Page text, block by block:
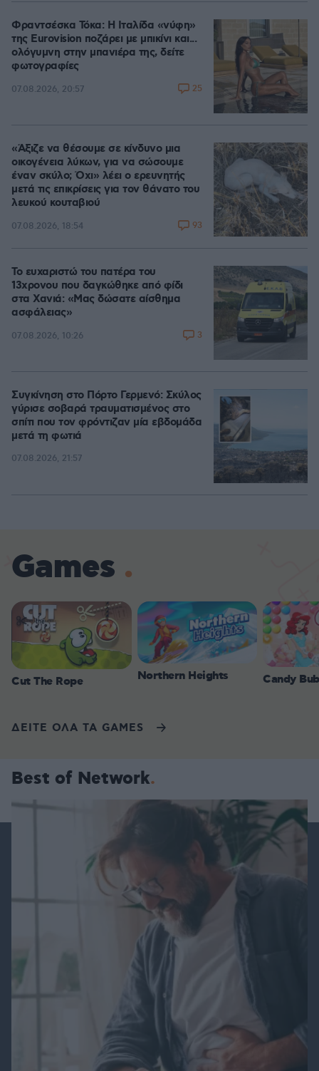
Φραντσέσκα Τόκα: Η Ιταλίδα «νύφη»
της Eurovision ποζάρει με μπικίνι και...
ολόγυμνη στην μπανιέρα της, δείτε
φωτογραφίες
07.08.2026, 20:57 25
«Άξιζε να θέσουμε σε κίνδυνο μια
οικογένεια λύκων, για να σώσουμε
έναν σκύλο; Όχι» λέει ο ερευνητής
μετά τις επικρίσεις για τον θάνατο του
λευκού κουταβιού
07.08.2026, 18:54 93
Το ευχαριστώ του πατέρα του
13χρονου που δαγκώθηκε από φίδι
στα Χανιά: «Μας δώσατε αίσθημα
ασφάλειας»
07.08.2026, 10:26 3
Συγκίνηση στο Πόρτο Γερμενό: Σκύλος
γύρισε σοβαρά τραυματισμένος στο
σπίτι που τον φρόντιζαν μία εβδομάδα
μετά τη φωτιά
07.08.2026, 21:57
Games
Cut The Rope Northern Heights Candy
ΔΕΙΤΕ ΟΛΑ ΤΑ GAMES
Best of Network